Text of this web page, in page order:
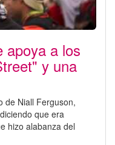
apoya a los
y una
de Niall Ferguson,
que era
hizo alabanza del